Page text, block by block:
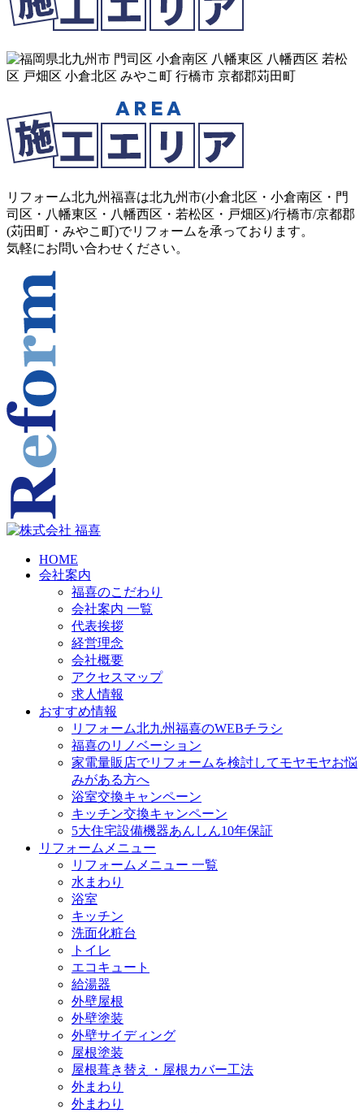
リフォーム北九州福喜は北九州市(小倉北区 ・ 小倉南区 ・ 門
司区 ・ 八幡東区 ・ 八幡西区 ・ 若松区 ・ 戸畑区)/行橋市/京都郡
(苅田町 ・ みやこ町)でリフォームを承っております。
気軽にお問い合わせください。
HOME
会社案内
福喜のこだわり
会社案内 一覧
代表挨拶
経営理念
会社概要
アクセスマップ
求人情報
おすすめ情報
リフォーム北九州福喜のWEBチラシ
福喜のリノベーション
家電量販店でリフォームを検討してモヤモヤお悩
みがある方へ
浴室交換キャンペーン
キッチン交換キャンペーン
5大住宅設備機器あんしん10年保証
リフォームメニュー
リフォームメニュー 一覧
水まわり
浴室
キッチン
洗面化粧台
トイレ
エコキュート
給湯器
外壁屋根
外壁塗装
外壁サイディング
屋根塗装
屋根葺き替え・屋根カバー工法
外まわり
外まわり